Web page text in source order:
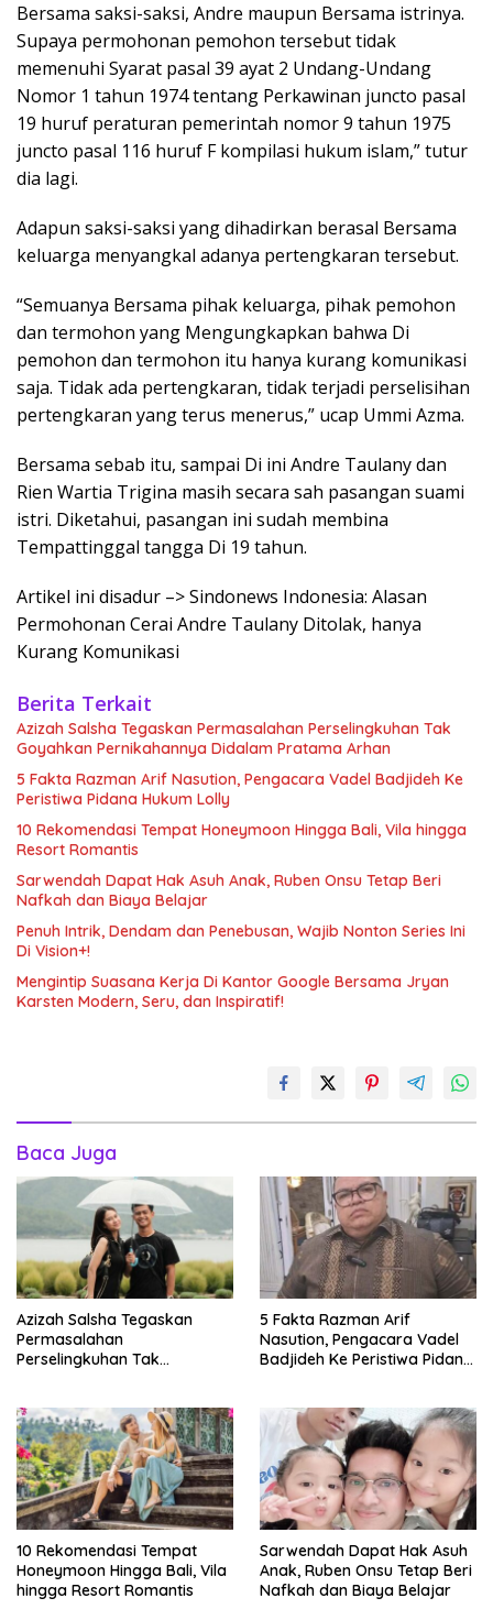
Bersama saksi-saksi, Andre maupun Bersama istrinya.
Supaya permohonan pemohon tersebut tidak
memenuhi Syarat pasal 39 ayat 2 Undang-Undang
Nomor 1 tahun 1974 tentang Perkawinan juncto pasal
19 huruf peraturan pemerintah nomor 9 tahun 1975
juncto pasal 116 huruf F kompilasi hukum islam,” tutur
dia lagi.
Adapun saksi-saksi yang dihadirkan berasal Bersama
keluarga menyangkal adanya pertengkaran tersebut.
“Semuanya Bersama pihak keluarga, pihak pemohon
dan termohon yang Mengungkapkan bahwa Di
pemohon dan termohon itu hanya kurang komunikasi
saja. Tidak ada pertengkaran, tidak terjadi perselisihan
pertengkaran yang terus menerus,” ucap Ummi Azma.
Bersama sebab itu, sampai Di ini Andre Taulany dan
Rien Wartia Trigina masih secara sah pasangan suami
istri. Diketahui, pasangan ini sudah membina
Tempattinggal tangga Di 19 tahun.
Artikel ini disadur –> Sindonews Indonesia: Alasan
Permohonan Cerai Andre Taulany Ditolak, hanya
Kurang Komunikasi
Berita Terkait
Azizah Salsha Tegaskan Permasalahan Perselingkuhan Tak
Goyahkan Pernikahannya Didalam Pratama Arhan
5 Fakta Razman Arif Nasution, Pengacara Vadel Badjideh Ke
Peristiwa Pidana Hukum Lolly
10 Rekomendasi Tempat Honeymoon Hingga Bali, Vila hingga
Resort Romantis
Sarwendah Dapat Hak Asuh Anak, Ruben Onsu Tetap Beri
Nafkah dan Biaya Belajar
Penuh Intrik, Dendam dan Penebusan, Wajib Nonton Series Ini
Di Vision+!
Mengintip Suasana Kerja Di Kantor Google Bersama Jryan
Karsten Modern, Seru, dan Inspiratif!
Baca Juga
Azizah Salsha Tegaskan
Permasalahan
Perselingkuhan Tak
5 Fakta Razman Arif
Nasution, Pengacara Vadel
Badjideh Ke Peristiwa Pidana
10 Rekomendasi Tempat
Honeymoon Hingga Bali, Vila
hingga Resort Romantis
Sarwendah Dapat Hak Asuh
Anak, Ruben Onsu Tetap Beri
Nafkah dan Biaya Belajar